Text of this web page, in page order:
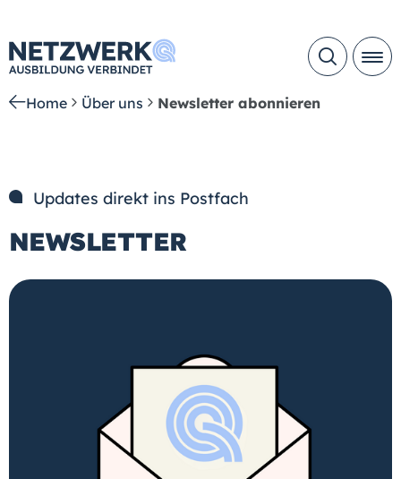
Home Über uns Newsletter abonnieren
Updates direkt ins Postfach
NEWSLETTER